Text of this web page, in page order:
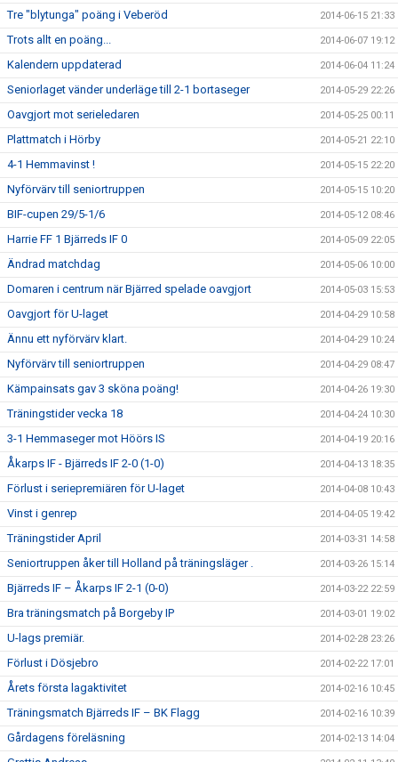
Tre "blytunga" poäng i Veberöd 2014-06-15 21:33
Trots allt en poäng... 2014-06-07 19:12
Kalendern uppdaterad 2014-06-04 11:24
Seniorlaget vänder underläge till 2-1 bortaseger 2014-05-29 22:26
Oavgjort mot serieledaren 2014-05-25 00:11
Plattmatch i Hörby 2014-05-21 22:10
4-1 Hemmavinst ! 2014-05-15 22:20
Nyförvärv till seniortruppen 2014-05-15 10:20
BIF-cupen 29/5-1/6 2014-05-12 08:46
Harrie FF 1 Bjärreds IF 0 2014-05-09 22:05
Ändrad matchdag 2014-05-06 10:00
Domaren i centrum när Bjärred spelade oavgjort 2014-05-03 15:53
Oavgjort för U-laget 2014-04-29 10:58
Ännu ett nyförvärv klart. 2014-04-29 10:24
Nyförvärv till seniortruppen 2014-04-29 08:47
Kämpainsats gav 3 sköna poäng! 2014-04-26 19:30
Träningstider vecka 18 2014-04-24 10:30
3-1 Hemmaseger mot Höörs IS 2014-04-19 20:16
Åkarps IF - Bjärreds IF 2-0 (1-0) 2014-04-13 18:35
Förlust i seriepremiären för U-laget 2014-04-08 10:43
Vinst i genrep 2014-04-05 19:42
Träningstider April 2014-03-31 14:58
Seniortruppen åker till Holland på träningsläger . 2014-03-26 15:14
Bjärreds IF – Åkarps IF 2-1 (0-0) 2014-03-22 22:59
Bra träningsmatch på Borgeby IP 2014-03-01 19:02
U-lags premiär. 2014-02-28 23:26
Förlust i Dösjebro 2014-02-22 17:01
Årets första lagaktivitet 2014-02-16 10:45
Träningsmatch Bjärreds IF – BK Flagg 2014-02-16 10:39
Gårdagens föreläsning 2014-02-13 14:04